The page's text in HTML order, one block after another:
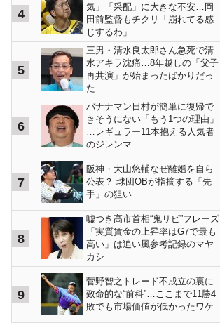
4
気」「采配」に大きな不安…岡
田前監督もチクリ「崩れてる感
じするわ」
5
三男・清水良太郎さん急死で清
水アキラ沈痛…8年越しの「父子
再共演」が始まったばかりだっ
た
6
バナナマン日村が簡単に復帰で
きそうにない「もう1つの理由」
…レギュラー11本抱える人気者
のジレンマ
7
阪神・大山悠輔なぜ離婚を自ら
公表？ 球団OBが指摘する「先
手」の狙い
8
嘘つき高市首相“鬼リピ”フレーズ
「実質賃金の上昇率はG7で最も
高い」は追い風参考記録のマヤ
カシ
9
菅野智之トレード不成立の裏に
致命的な“前科”…ここまで11勝4
敗でも市場価値が低かったワケ